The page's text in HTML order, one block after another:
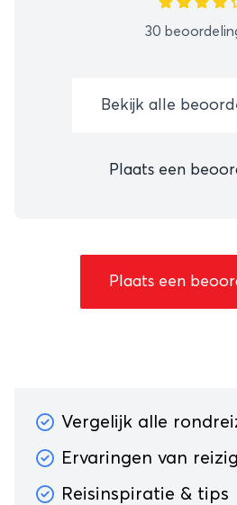
30
Bekijk alle
Plaats een
Plaats een
Vergelijk alle
Ervaringen van
Reisinspiratie & tips